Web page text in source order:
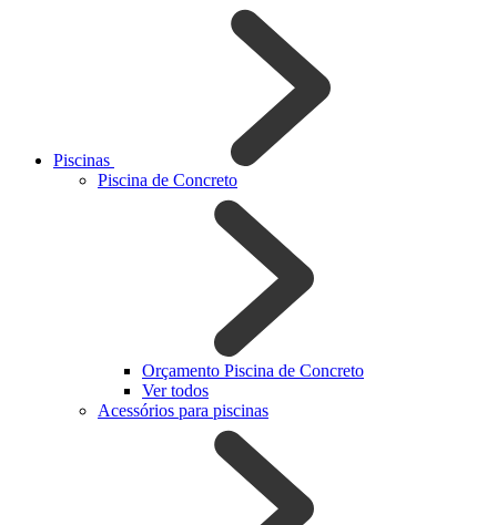
Piscinas
Piscina de Concreto
Orçamento Piscina de Concreto
Ver todos
Acessórios para piscinas